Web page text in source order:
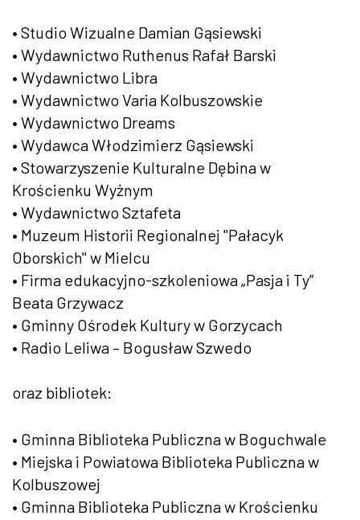
• Studio Wizualne Damian Gąsiewski
• Wydawnictwo Ruthenus Rafał Barski
• Wydawnictwo Libra
• Wydawnictwo Varia Kolbuszowskie
• Wydawnictwo Dreams
• Wydawca Włodzimierz Gąsiewski
• Stowarzyszenie Kulturalne Dębina w
Krościenku Wyżnym
• Wydawnictwo Sztafeta
• Muzeum Historii Regionalnej "Pałacyk
Oborskich" w Mielcu
• Firma edukacyjno-szkoleniowa „Pasja i Ty”
Beata Grzywacz
• Gminny Ośrodek Kultury w Gorzycach
• Radio Leliwa – Bogusław Szwedo
oraz bibliotek:
• Gminna Biblioteka Publiczna w Boguchwale
• Miejska i Powiatowa Biblioteka Publiczna w
Kolbuszowej
• Gminna Biblioteka Publiczna w Krościenku